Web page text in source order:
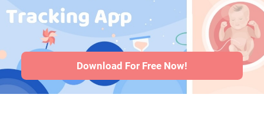
·गर्भावस्था के दौरान
दवाएँ·बच्चे के स्वास्थ्य
समस्याएँ
·Articles·
संपादकीय नीति
HiMommy
Download For Free Now!